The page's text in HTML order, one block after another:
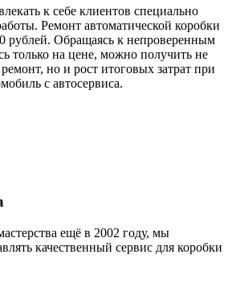
к себе клиентов специально
Ремонт автоматической коробки
рублей. Обращаясь к непроверенным
только на цене, можно получить не
но и рост итоговых затрат при
с автосервиса.
ещё в 2002 году, мы
качественный сервис для коробки